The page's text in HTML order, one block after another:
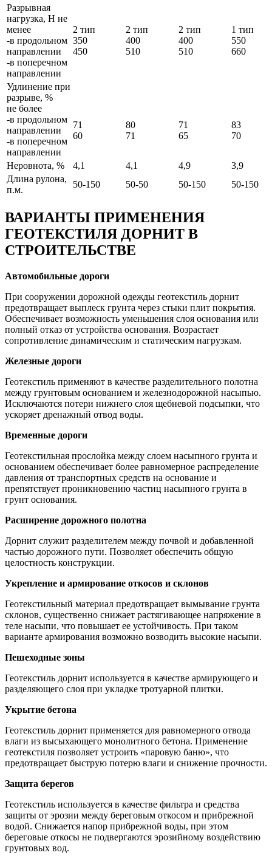
Разрывная
нагрузка, Н не
менее
-в продольном
направлении
-в поперечном
направлении
2 тип
350
450
2 тип
400
510
2 тип
400
510
1 тип
550
660
Удлинение при
разрыве, %
не более
-в продольном
направлении
-в поперечном
направлении
71
60
80
71
71
65
83
70
Неровнота, % 4,1 4,1 4,9
3,9
Длина рулона,
п.м.
50-150 50-50 50-150 50-150
ВАРИАНТЫ ПРИМЕНЕНИЯ
ГЕОТЕКСТИЛЯ ДОРНИТ В
СТРОИТЕЛЬСТВЕ
Автомобильные дороги
При сооружении дорожной одежды геотекстиль дорнит
предотвращает выплеск грунта через стыки плит покрытия.
Обеспечивает возможность уменьшения слоя основания или
полный отказ от устройства основания. Возрастает
сопротивление динамическим и статическим нагрузкам.
Железные дороги
Геотекстиль применяют в качестве разделительного полотна
между грунтовым основанием и железнодорожной насыпью.
Исключаются потери нижнего слоя щебневой подсыпки, что
ускоряет дренажный отвод воды.
Временные дороги
Геотекстильная прослойка между слоем насыпного грунта и
основанием обеспечивает более равномерное распределение
давления от транспортных средств на основание и
препятствует проникновению частиц насыпного грунта в
грунт основания.
Расширение дорожного полотна
Дорнит служит разделителем между почвой и добавленной
частью дорожного пути. Позволяет обеспечить общую
целостность конструкции.
Укрепление и армирование откосов и склонов
Геотекстильный материал предотвращает вымывание грунта
склонов, существенно снижает растягивающее напряжение в
теле насыпи, что повышает ее устойчивость. При таком
варианте армирования возможно возводить высокие насыпи.
Пешеходные зоны
Геотекстиль дорнит используется в качестве армирующего и
разделяющего слоя при укладке тротуарной плитки.
Укрытие бетона
Геотекстиль дорнит применяется для равномерного отвода
влаги из высыхающего монолитного бетона. Применение
геотекстиля позволяет устроить «паровую баню», что
предотвращает быструю потерю влаги и снижение прочности.
Защита берегов
Геотекстиль используется в качестве фильтра и средства
защиты от эрозии между береговым откосом и прибрежной
водой. Снижается напор прибрежной воды, при этом
береговые откосы не подвергаются эрозийному воздействию
грунтовых вод.